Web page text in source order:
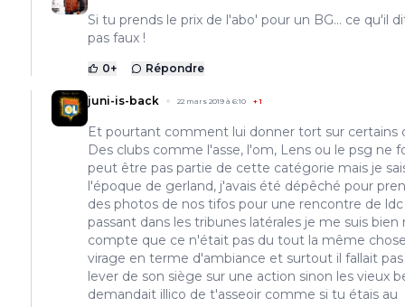
Si tu prends le prix de l'abo' pour un BG... ce qu'il
pas faux !
0+ Répondre
juni-is-back 22 mars 2019 à 6:10 +1
Et pourtant comment lui donner tort sur certains
Des clubs comme l'asse, l'om, Lens ou le psg ne
peut être pas partie de cette catégorie mais je
l'époque de gerland, j'avais été dépêché pour
des photos de nos tifos pour une rencontre de
passant dans les tribunes latérales je me suis bien
compte que ce n'était pas du tout la même
virage en terme d'ambiance et surtout il fallait
lever de son siège sur une action sinon les vieux
demandait illico de t'asseoir comme si tu étais au